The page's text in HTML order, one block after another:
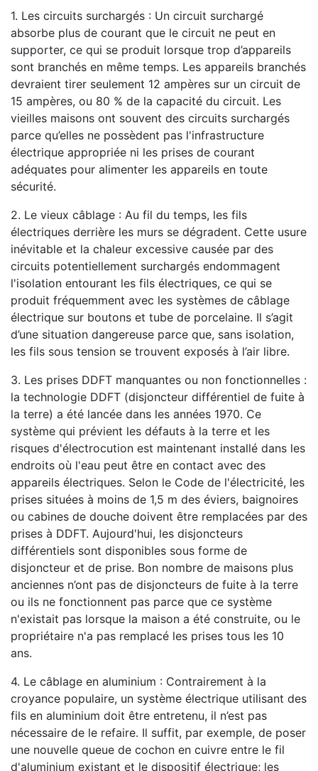
1. Les circuits surchargés : Un circuit surchargé
absorbe plus de courant que le circuit ne peut en
supporter, ce qui se produit lorsque trop d’appareils
sont branchés en même temps. Les appareils branchés
devraient tirer seulement 12 ampères sur un circuit de
15 ampères, ou 80 % de la capacité du circuit. Les
vieilles maisons ont souvent des circuits surchargés
parce qu’elles ne possèdent pas l'infrastructure
électrique appropriée ni les prises de courant
adéquates pour alimenter les appareils en toute
sécurité.
2. Le vieux câblage : Au fil du temps, les fils
électriques derrière les murs se dégradent. Cette usure
inévitable et la chaleur excessive causée par des
circuits potentiellement surchargés endommagent
l'isolation entourant les fils électriques, ce qui se
produit fréquemment avec les systèmes de câblage
électrique sur boutons et tube de porcelaine. Il s’agit
d’une situation dangereuse parce que, sans isolation,
les fils sous tension se trouvent exposés à l’air libre.
3. Les prises DDFT manquantes ou non fonctionnelles :
la technologie DDFT (disjoncteur différentiel de fuite à
la terre) a été lancée dans les années 1970. Ce
système qui prévient les défauts à la terre et les
risques d'électrocution est maintenant installé dans les
endroits où l'eau peut être en contact avec des
appareils électriques. Selon le Code de l'électricité, les
prises situées à moins de 1,5 m des éviers, baignoires
ou cabines de douche doivent être remplacées par des
prises à DDFT. Aujourd'hui, les disjoncteurs
différentiels sont disponibles sous forme de
disjoncteur et de prise. Bon nombre de maisons plus
anciennes n’ont pas de disjoncteurs de fuite à la terre
ou ils ne fonctionnent pas parce que ce système
n'existait pas lorsque la maison a été construite, ou le
propriétaire n'a pas remplacé les prises tous les 10
ans.
4. Le câblage en aluminium : Contrairement à la
croyance populaire, un système électrique utilisant des
fils en aluminium doit être entretenu, il n’est pas
nécessaire de le refaire. Il suffit, par exemple, de poser
une nouvelle queue de cochon en cuivre entre le fil
d'aluminium existant et le dispositif électrique; les